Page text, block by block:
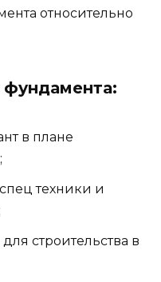
относительно
в плане
техники и
строительства в